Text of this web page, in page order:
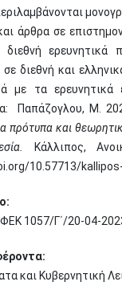
άρθρα σε
ερευνητικά
σε διεθνή και
με τα ερευνητικά
Παπάζογλου, Μ.
και
Κάλλιπος,
10.57713/
1057/Γ΄/20-04-
και Κυβερνητική